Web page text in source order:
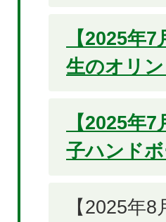
【2025年
生のオリ
【2025年
子ハンド
【2025年